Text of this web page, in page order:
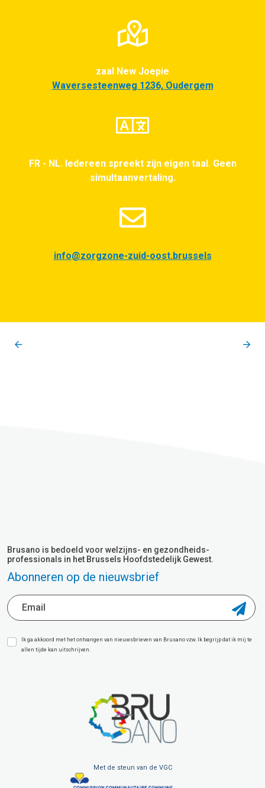
zaal New Joepie
Waversesteenweg 1236, Oudergem
FR - NL. Iedereen spreekt zijn eigen taal. Geen
simultaanvertaling.
info@zorgzone-zuid-oost.brussels
Brusano is bedoeld voor welzijns- en gezondheids-
professionals in het Brussels Hoofdstedelijk Gewest.
Abonneren op de nieuwsbrief
Ik ga akkoord met het ontvangen van nieuwsbrieven van Brusano vzw. Ik begrijp dat ik mij te
allen tijde kan uitschrijven.
Met de steun van de VGC